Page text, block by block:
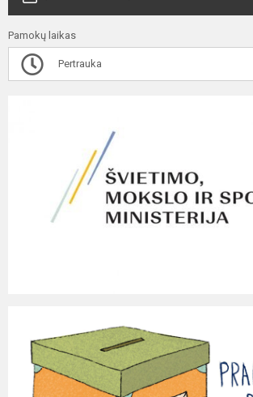
Pamokų laikas
Pertrauka